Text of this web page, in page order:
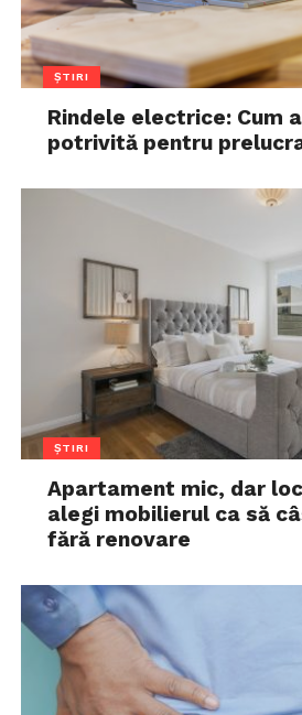
ȘTIRI
Rindele electrice: Cum
potrivită pentru
ȘTIRI
Apartament mic, dar
alegi mobilierul ca să
fără renovare